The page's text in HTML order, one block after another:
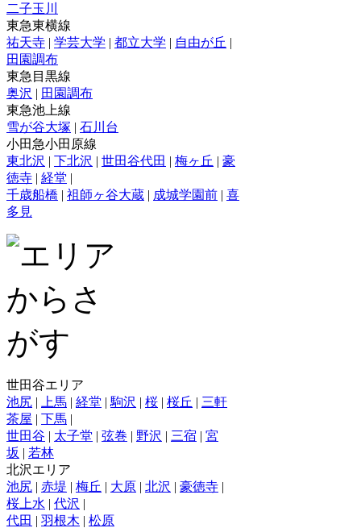
二子玉川
東急東横線
祐天寺 | 学芸大学 | 都立大学 | 自由が丘 |
田園調布
東急目黒線
奥沢 | 田園調布
東急池上線
雪が谷大塚 | 石川台
小田急小田原線
東北沢 | 下北沢 | 世田谷代田 | 梅ヶ丘 | 豪
徳寺 | 経堂 |
千歳船橋 | 祖師ヶ谷大蔵 | 成城学園前 | 喜
多見
世田谷エリア
池尻 | 上馬 | 経堂 | 駒沢 | 桜 | 桜丘 | 三軒
茶屋 | 下馬 |
世田谷 | 太子堂 | 弦巻 | 野沢 | 三宿 | 宮
坂 | 若林
北沢エリア
池尻 | 赤堤 | 梅丘 | 大原 | 北沢 | 豪徳寺 |
桜上水 | 代沢 |
代田 | 羽根木 | 松原